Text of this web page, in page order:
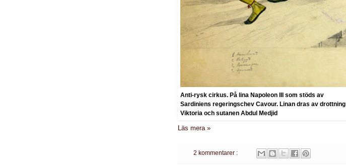
Anti-rysk cirkus. På lina Napoleon III som stöds av
Sardiniens regeringschev Cavour. Linan dras av drottning
Viktoria och sutanen Abdul Medjid
Läs mera »
2 kommentarer :